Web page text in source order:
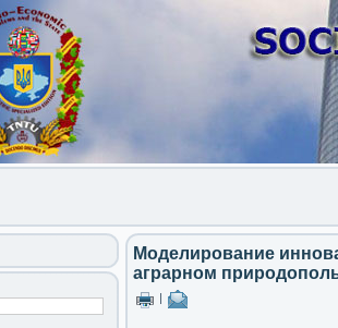
Моделирование
аграрном